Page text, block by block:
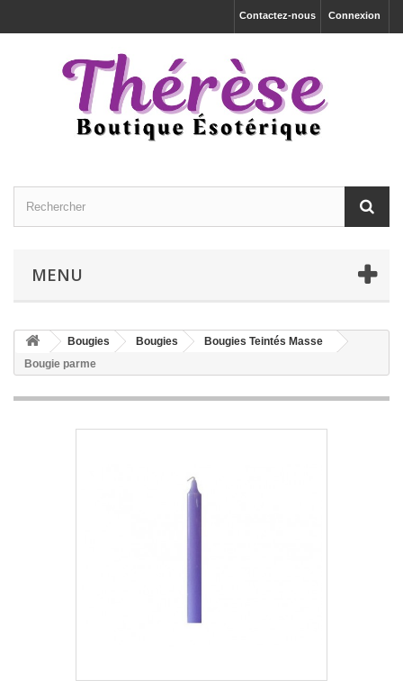
Connexion
Contactez-nous
MENU
Bougies Bougies
Bougies Teintés Masse
Bougie parme